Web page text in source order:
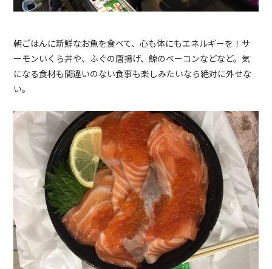
朝ごはんに新鮮なお魚を食べて、心も体にもエネルギーを！サ
ーモンいくら丼や、ふぐの唐揚げ、鯨のベーコンなどなど。気
になる食材も間違いのない食事も楽しみたいなら絶対に外せな
い。